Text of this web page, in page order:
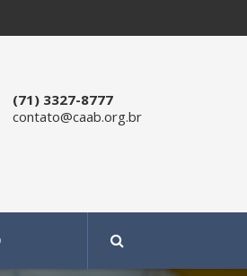
(71) 3327-8777
contato@caab.org.br